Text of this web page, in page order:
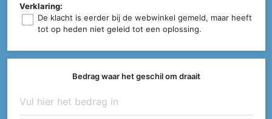
Verklaring:
De klacht is eerder bij de webwinkel gemeld, maar heeft
tot op heden niet geleid tot een oplossing.
Bedrag waar het geschil om draait